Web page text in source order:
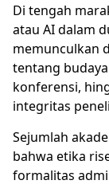
Di tengah
atau AI dalam
memunculkan
tentang
konferensi,
integritas
Sejumlah
bahwa etika
formalitas